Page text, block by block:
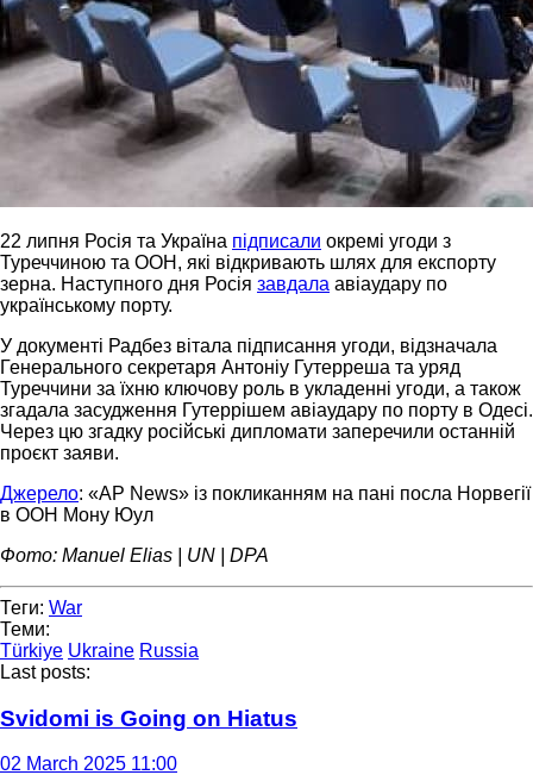
22 липня Росія та Україна підписали окремі угоди з
Туреччиною та ООН, які відкривають шлях для експорту
зерна. Наступного дня Росія завдала авіаудару по
українському порту.
У документі Радбез вітала підписання угоди, відзначала
Генерального секретаря Антоніу Гутерреша та уряд
Туреччини за їхню ключову роль в укладенні угоди, а також
згадала засудження Гутеррішем авіаудару по порту в Одесі.
Через цю згадку російські дипломати заперечили останній
проєкт заяви.
Джерело: «AP News» із покликанням на пані посла Норвегії
в ООН Мону Юул
Фото: Manuel Elias | UN | DPA
Теги: War
Теми:
Türkiye Ukraine Russia
Last posts:
Svidomi is Going on Hiatus
02 March 2025 11:00